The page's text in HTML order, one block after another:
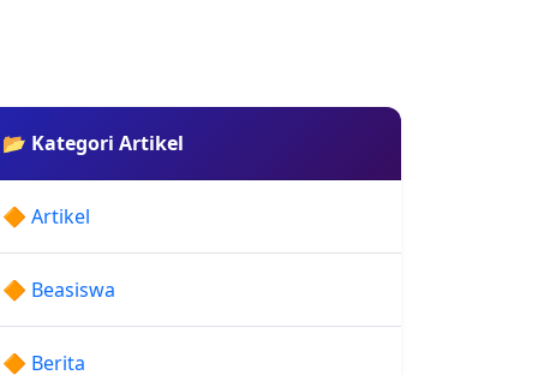
📂 Kategori Artikel
🔶 Artikel
🔶 Beasiswa
🔶 Berita